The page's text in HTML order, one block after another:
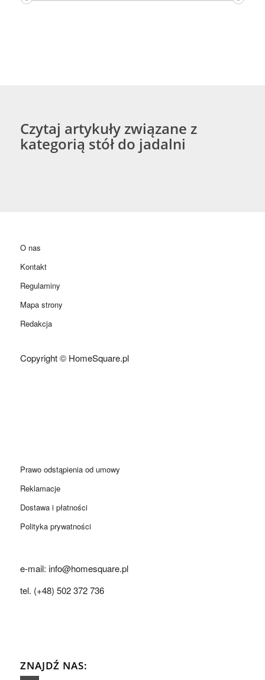
Czytaj artykuły związane z
kategorią stół do jadalni
O nas
Kontakt
Regulaminy
Mapa strony
Redakcja
Copyright © HomeSquare.pl
Prawo odstąpienia od umowy
Reklamacje
Dostawa i płatności
Polityka prywatności
e-mail: info@homesquare.pl
tel. (+48) 502 372 736
ZNAJDŹ NAS: